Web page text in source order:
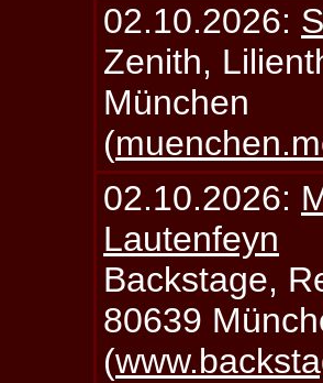
02.10.2026:
Zenith,
München
(
02.10.2026:
Lautenfeyn
Backstage,
80639
(